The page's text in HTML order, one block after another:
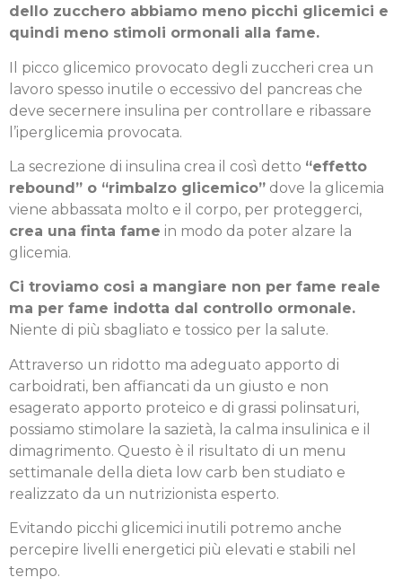
dello zucchero abbiamo meno picchi glicemici e
quindi meno stimoli ormonali alla fame.
Il picco glicemico provocato degli zuccheri crea un
lavoro spesso inutile o eccessivo del pancreas che
deve secernere insulina per controllare e ribassare
l’iperglicemia provocata.
La secrezione di insulina crea il così detto “effetto
rebound” o “rimbalzo glicemico” dove la glicemia
viene abbassata molto e il corpo, per proteggerci,
crea una finta fame in modo da poter alzare la
glicemia.
Ci troviamo cosi a mangiare non per fame reale
ma per fame indotta dal controllo ormonale.
Niente di più sbagliato e tossico per la salute.
Attraverso un ridotto ma adeguato apporto di
carboidrati, ben affiancati da un giusto e non
esagerato apporto proteico e di grassi polinsaturi,
possiamo stimolare la sazietà, la calma insulinica e il
dimagrimento. Questo è il risultato di un menu
settimanale della dieta low carb ben studiato e
realizzato da un nutrizionista esperto.
Evitando picchi glicemici inutili potremo anche
percepire livelli energetici più elevati e stabili nel
tempo.